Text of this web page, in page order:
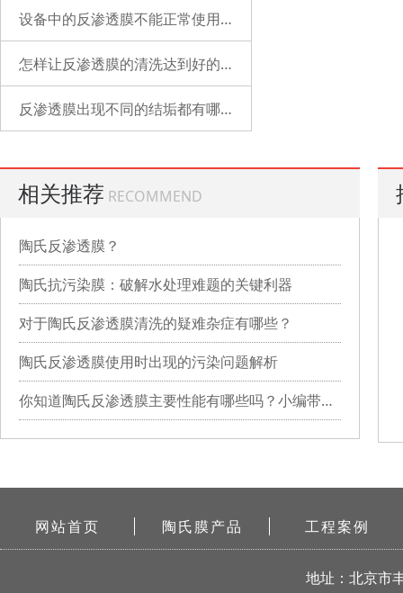
设备中的反渗透膜不能正常使用了是什么原因？
怎样让反渗透膜的清洗达到好的状态？
反渗透膜出现不同的结垢都有哪些表现？
相关推荐 RECOMMEND
陶氏反渗透膜？
陶氏抗污染膜：破解水处理难题的关键利器
对于陶氏反渗透膜清洗的疑难杂症有哪些？
陶氏反渗透膜使用时出现的污染问题解析
你知道陶氏反渗透膜主要性能有哪些吗？小编带你详细了解
网站首页 陶氏膜产品 工程案例
地址：北京市